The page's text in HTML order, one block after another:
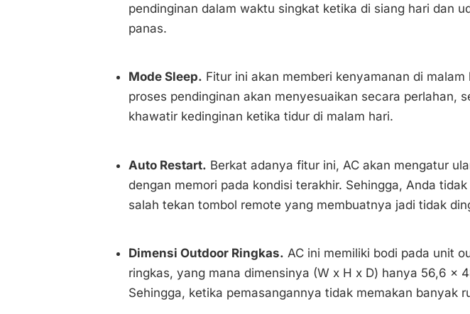
pendinginan dalam waktu singkat ketika di siang hari dan
panas.
Mode Sleep. Fitur ini akan memberi kenyamanan di malam
proses pendinginan akan menyesuaikan secara perlahan,
khawatir kedinginan ketika tidur di malam hari.
Auto Restart. Berkat adanya fitur ini, AC akan mengatur
dengan memori pada kondisi terakhir. Sehingga, Anda
salah tekan tombol remote yang membuatnya jadi tidak
Dimensi Outdoor Ringkas. AC ini memiliki bodi pada unit
ringkas, yang mana dimensinya (W x H x D) hanya 56,6 x
Sehingga, ketika pemasangannya tidak memakan banyak